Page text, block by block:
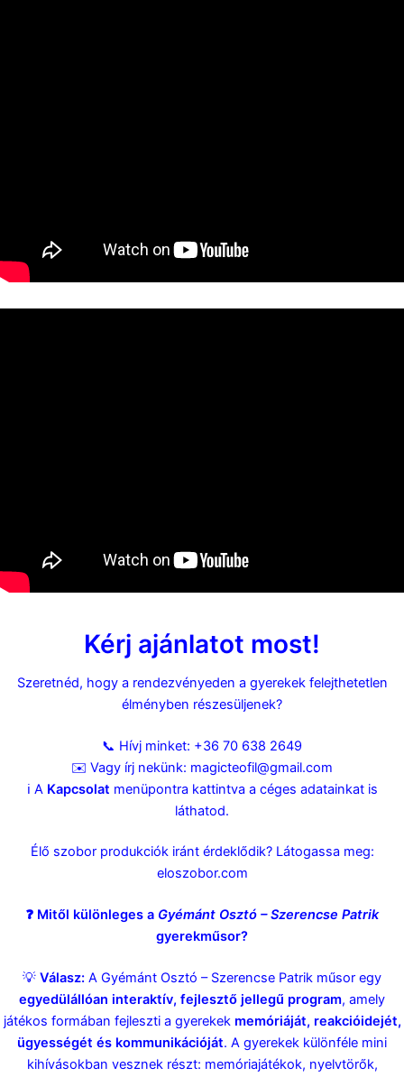
Kérj ajánlatot most!
Szeretnéd, hogy a rendezvényeden a gyerekek felejthetetlen
élményben részesüljenek?
📞 Hívj minket: +36 70 638 2649
✉️ Vagy írj nekünk: magicteofil@gmail.com
ℹ️ A Kapcsolat menüpontra kattintva a céges adatainkat is
láthatod.
Élő szobor produkciók iránt érdeklődik? Látogassa meg:
eloszobor.com
❓ Mitől különleges a Gyémánt Osztó – Szerencse Patrik
gyerekműsor?
💡 Válasz: A Gyémánt Osztó – Szerencse Patrik műsor egy
egyedülállóan interaktív, fejlesztő jellegű program, amely
játékos formában fejleszti a gyerekek memóriáját, reakcióidejét,
ügyességét és kommunikációját. A gyerekek különféle mini
kihívásokban vesznek részt: memóriajátékok, nyelvtörők,